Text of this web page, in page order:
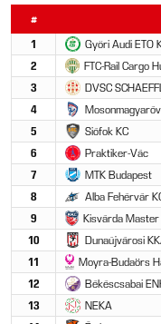
#
1 Győri Audi ETO
2
FTC-Rail Cargo
3
DVSC
4
5
Siófok KC
6
Praktiker-Vác
7
MTK Budapest
8
Alba Fehérvár
9
Kisvárda Master
10
Dunaújvárosi
11
Moyra-Budaörs
12
Békéscsabai
13
NEKA